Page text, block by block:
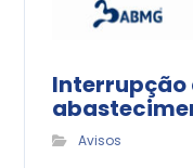
Interrupção
Avisos